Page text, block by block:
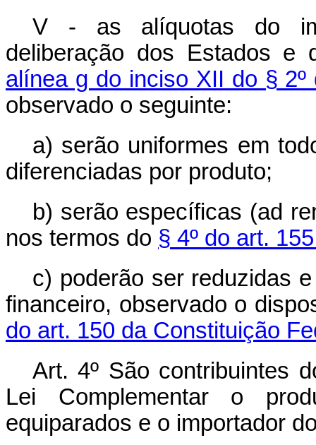
V - as alíquotas do
deliberação dos Estados e
alínea g do inciso XII do §
observado o seguinte:
a) serão uniformes em
diferenciadas por produto;
b) serão específicas (ad
nos termos do § 4º do art.
c) poderão ser reduzidas
financeiro, observado o
do art. 150 da Constituição
Art. 4º São contribuintes
Lei Complementar o
equiparados e o importador